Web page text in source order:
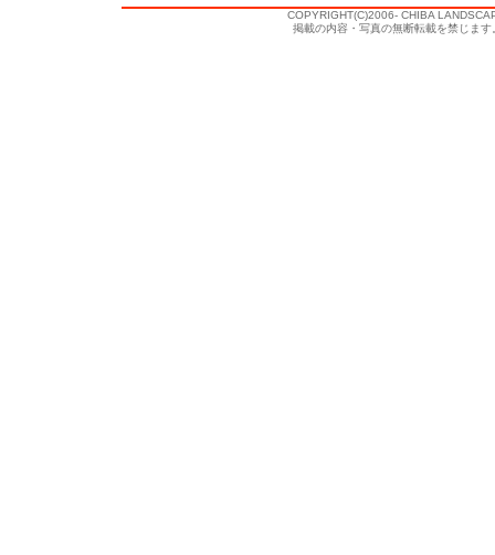
COPYRIGHT(C)2006- CHIBA
掲載の内容・写真の無断転載を禁じま